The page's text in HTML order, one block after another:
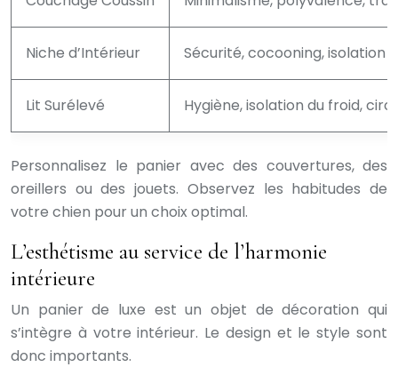
Niche d’Intérieur Sécurité, cocooning, isolation
Lit Surélevé Hygiène, isolation du froid,
Personnalisez le panier avec des couvertures, des
oreillers ou des jouets. Observez les habitudes de
votre chien pour un choix optimal.
L’esthétisme au service de l’harmonie
intérieure
Un panier de luxe est un objet de décoration qui
s’intègre à votre intérieur. Le design et le style sont
donc importants.